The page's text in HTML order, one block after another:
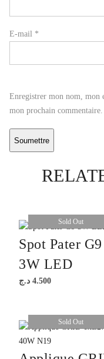
E-mail *
Enregistrer mon nom, mon
mon prochain commentaire.
Sold Out
Spot Pater G9
3W LED
4.500 د.ج
Sold Out